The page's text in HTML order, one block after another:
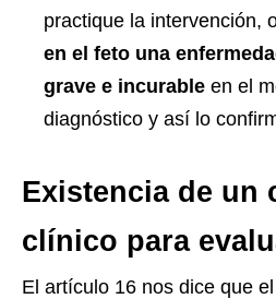
practique la intervención,
en el feto una
grave e incurable en el
diagnóstico y así lo
Existencia de un
clínico para
El artículo 16 nos dice que